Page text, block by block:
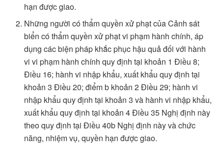
hạn được giao.
Những người có thẩm quyền xử phạt của Cảnh sát
biển có thẩm quyền xử phạt vi phạm hành chính, áp
dụng các biện pháp khắc phục hậu quả đối với hành
vi vi phạm hành chính quy định tại khoản 1 Điều 8;
Điều 16; hành vi nhập khẩu, xuất khẩu quy định tại
khoản 3 Điều 20; điểm b khoản 2 Điều 29; hành vi
nhập khẩu quy định tại khoản 3 và hành vi nhập khẩu,
xuất khẩu quy định tại khoản 4 Điều 35 Nghị định này
theo quy định tại Điều 40b Nghị định này và chức
năng, nhiệm vụ, quyền hạn được giao.